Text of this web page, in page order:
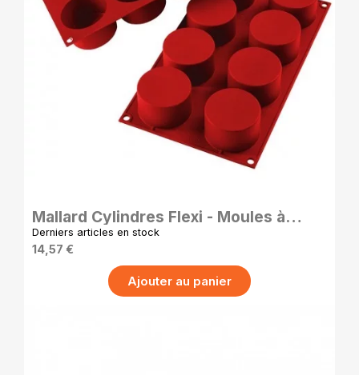
Mallard Cylindres Flexi - Moules à
Cylindres en Silicone - 6.3 cm
Derniers articles en stock
14,57 €
Ajouter au panier